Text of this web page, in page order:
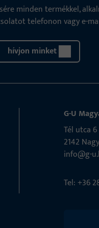
minden termékkel,
telefonon vagy e-
hívjon minket
G-U
Tél utca 6
2142
info@g-
Tel: +36